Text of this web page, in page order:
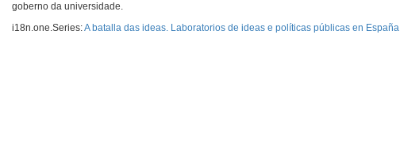
goberno da universidade.
i18n.one.Series:A batalla das ideas. Laboratorios de ideas e políticas públicas en España